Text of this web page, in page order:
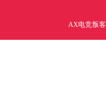
AX电竞叛客